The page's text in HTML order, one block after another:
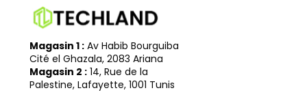
Magasin 1 : Av Habib Bourguiba
Cité el Ghazala, 2083 Ariana
Magasin 2 : 14, Rue de la
Palestine, Lafayette, 1001 Tunis